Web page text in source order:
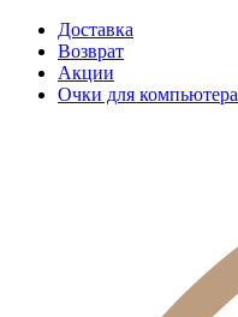
Доставка
Возврат
Акции
Очки для компьютера